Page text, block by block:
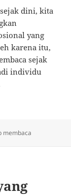
dini, kita
yang
karena itu,
sejak
individu
membaca